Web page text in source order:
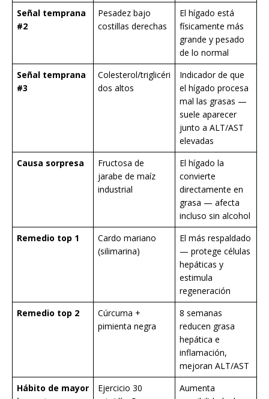
Señal temprana
#2
Pesadez bajo
costillas derechas
El hígado está
físicamente más
grande y pesado
de lo normal
Señal temprana
#3
Colesterol/triglicéri
dos altos
Indicador de que
el hígado procesa
mal las grasas —
suele aparecer
junto a ALT/AST
elevadas
Causa sorpresa
Fructosa de
jarabe de maíz
industrial
El hígado la
convierte
directamente en
grasa — afecta
incluso sin alcohol
Remedio top 1
Cardo mariano
(silimarina)
El más respaldado
— protege células
hepáticas y
estimula
regeneración
Remedio top 2
Cúrcuma +
pimienta negra
8 semanas
reducen grasa
hepática e
inflamación,
mejoran ALT/AST
Hábito de mayor
Ejercicio 30
Aumenta